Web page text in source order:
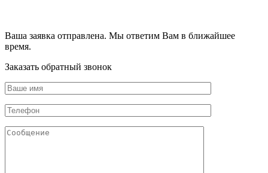
Ваша заявка отправлена. Мы ответим Вам в ближайшее
время.
Заказать обратный звонок